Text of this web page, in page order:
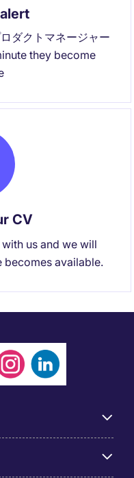
ダクトマネージャー
they become
CV
us and we will
becomes available.